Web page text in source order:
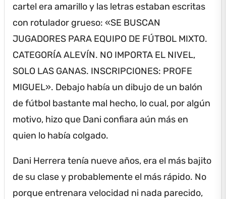
cartel era amarillo y las letras estaban escritas
con rotulador grueso: «SE BUSCAN
JUGADORES PARA EQUIPO DE FÚTBOL MIXTO.
CATEGORÍA ALEVÍN. NO IMPORTA EL NIVEL,
SOLO LAS GANAS. INSCRIPCIONES: PROFE
MIGUEL». Debajo había un dibujo de un balón
de fútbol bastante mal hecho, lo cual, por algún
motivo, hizo que Dani confiara aún más en
quien lo había colgado.
Dani Herrera tenía nueve años, era el más bajito
de su clase y probablemente el más rápido. No
porque entrenara velocidad ni nada parecido,